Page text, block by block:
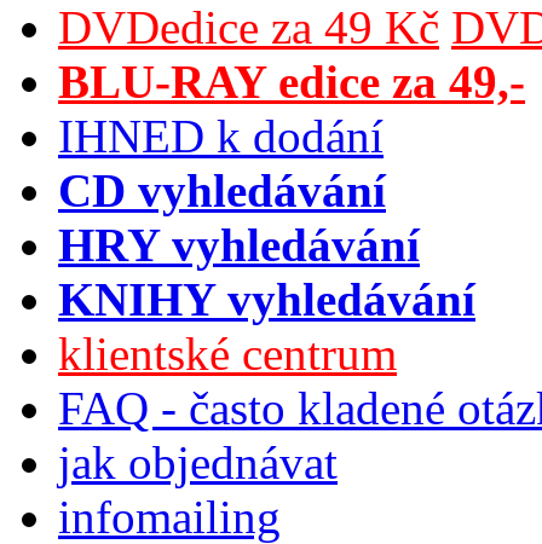
DVDedice za 49 Kč
BLU-RAY edice za 49,-
IHNED k dodání
CD vyhledávání
HRY vyhledávání
KNIHY vyhledávání
klientské centrum
FAQ - často kladené
jak objednávat
infomailing